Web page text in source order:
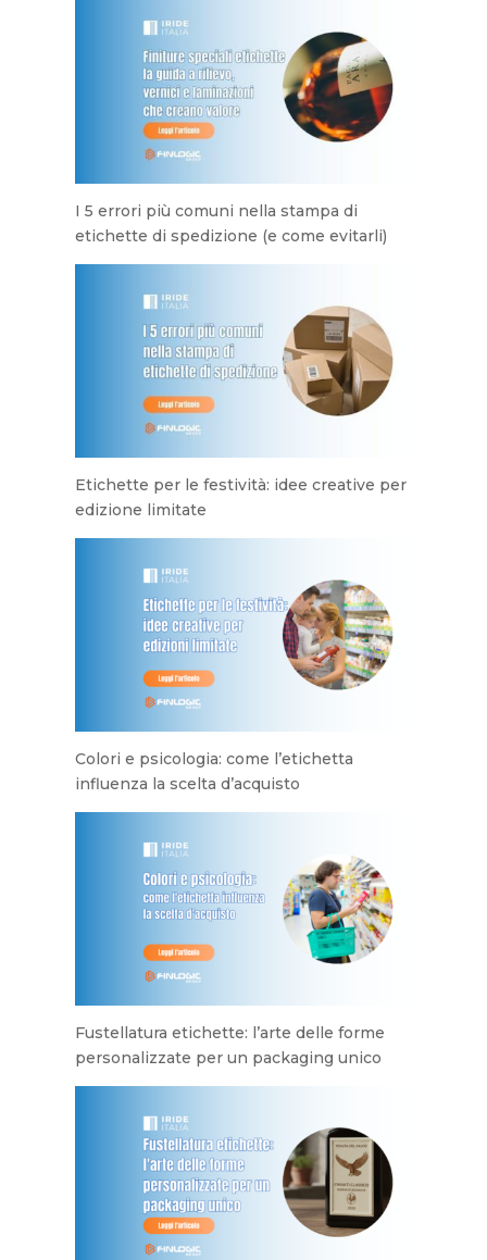
I 5 errori più comuni nella stampa di
etichette di spedizione (e come evitarli)
Etichette per le festività: idee creative per
edizione limitate
Colori e psicologia: come l’etichetta
influenza la scelta d’acquisto
Fustellatura etichette: l’arte delle forme
personalizzate per un packaging unico